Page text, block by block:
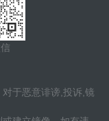
于恶意诽谤,投诉,镜